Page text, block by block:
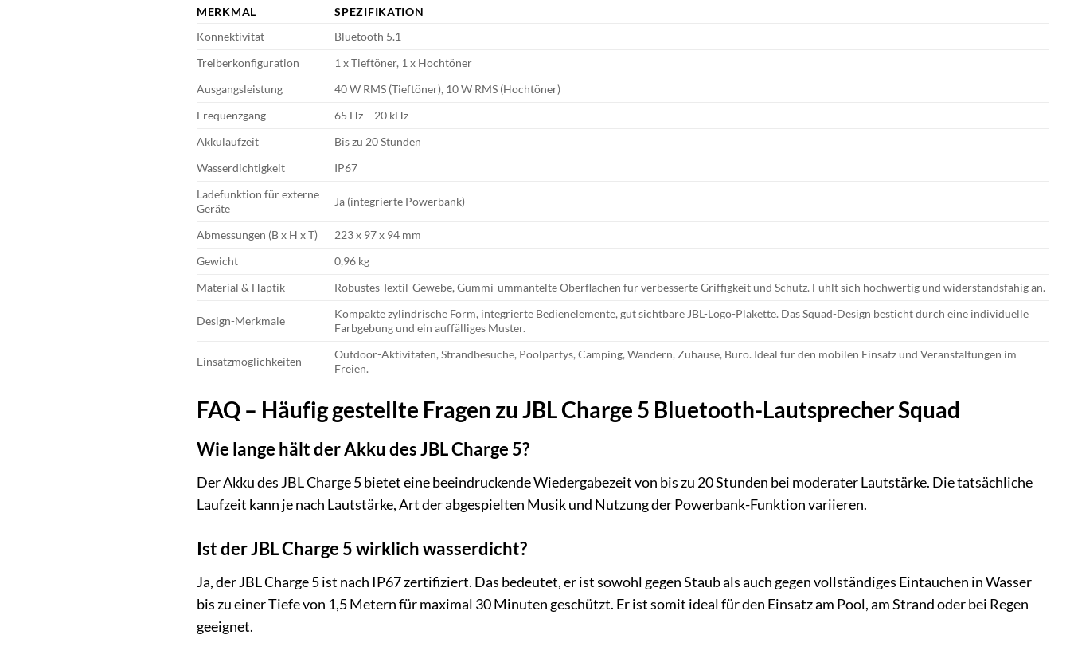
MERKMAL
SPEZIFIKATION
Konnektivität
Bluetooth 5.1
Treiberkonfiguration
1 x Tieftöner, 1 x Hochtöner
Ausgangsleistung
40 W RMS (Tieftöner), 10 W RMS (Hochtöner)
Frequenzgang
65 Hz – 20 kHz
Akkulaufzeit
Bis zu 20 Stunden
Wasserdichtigkeit
IP67
Ladefunktion für externe
Geräte
Ja (integrierte Powerbank)
Abmessungen (B x H x T)
223 x 97 x 94 mm
Gewicht
0,96 kg
Material & Haptik
Robustes Textil-Gewebe, Gummi-ummantelte Oberflächen für verbesserte Griffigkeit und Schutz. Fühlt sich hochwertig und widerstandsfähig an.
Design-Merkmale
Kompakte zylindrische Form, integrierte Bedienelemente, gut sichtbare JBL-Logo-Plakette. Das Squad-Design besticht durch eine individuelle
Farbgebung und ein auffälliges Muster.
Einsatzmöglichkeiten
Outdoor-Aktivitäten, Strandbesuche, Poolpartys, Camping, Wandern, Zuhause, Büro. Ideal für den mobilen Einsatz und Veranstaltungen im
Freien.
FAQ – Häufig gestellte Fragen zu JBL Charge 5 Bluetooth-Lautsprecher Squad
Wie lange hält der Akku des JBL Charge 5?
Der Akku des JBL Charge 5 bietet eine beeindruckende Wiedergabezeit von bis zu 20 Stunden bei moderater Lautstärke. Die tatsächliche
Laufzeit kann je nach Lautstärke, Art der abgespielten Musik und Nutzung der Powerbank-Funktion variieren.
Ist der JBL Charge 5 wirklich wasserdicht?
Ja, der JBL Charge 5 ist nach IP67 zertifiziert. Das bedeutet, er ist sowohl gegen Staub als auch gegen vollständiges Eintauchen in Wasser
bis zu einer Tiefe von 1,5 Metern für maximal 30 Minuten geschützt. Er ist somit ideal für den Einsatz am Pool, am Strand oder bei Regen
geeignet.